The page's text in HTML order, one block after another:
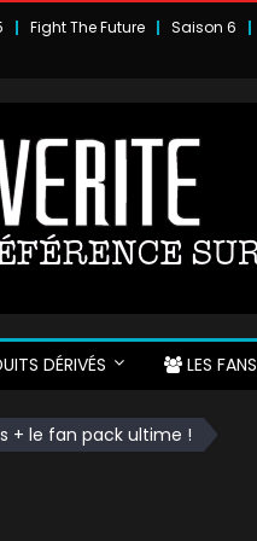
Fight The Future Saison 6
DÉRIVÉS LES FANS
+ le fan pack ultime !